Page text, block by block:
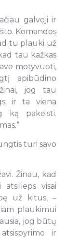
galvoji ir
Komandos
tu plauki už
tau kažkas
motyvuoti,
apibūdino
jog tau
ir ta viena
ką pakeisti.
turi savo
Žinau, kad
visai
už kitus, –
plaukimui
jog būtų
ir